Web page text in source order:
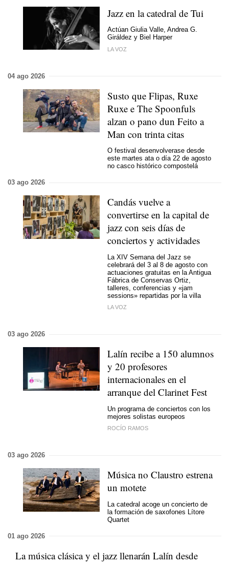
Jazz en la catedral de Tui
Actúan Giulia Valle, Andrea G.
Giráldez y Biel Harper
LA VOZ
04 ago 2026
Susto que Flipas, Ruxe
Ruxe e The Spoonfuls
alzan o pano dun Feito a
Man con trinta citas
O festival desenvolverase desde
este martes ata o día 22 de agosto
no casco histórico compostelá
03 ago 2026
Candás vuelve a
convertirse en la capital de
jazz con seis días de
conciertos y actividades
La XIV Semana del Jazz se
celebrará del 3 al 8 de agosto con
actuaciones gratuitas en la Antigua
Fábrica de Conservas Ortiz,
talleres, conferencias y «jam
sessions» repartidas por la villa
LA VOZ
03 ago 2026
Lalín recibe a 150 alumnos
y 20 profesores
internacionales en el
arranque del Clarinet Fest
Un programa de conciertos con los
mejores solistas europeos
ROCÍO RAMOS
03 ago 2026
Música no Claustro estrena
un motete
La catedral acoge un concierto de
la formación de saxofones Lítore
Quartet
01 ago 2026
La música clásica y el jazz llenarán Lalín desde